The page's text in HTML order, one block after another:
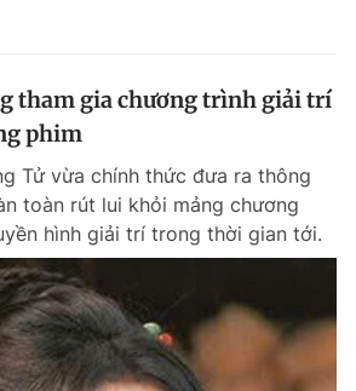
tham gia chương trình giải trí
phim
Tử vừa chính thức đưa ra thông
toàn rút lui khỏi mảng chương
hình giải trí trong thời gian tới.